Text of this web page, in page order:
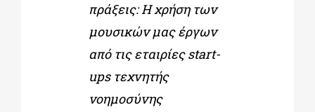
πράξεις: Η χρήση των
μουσικών μας έργων
από τις εταιρίες start-
ups τεχνητής
νοημοσύνης